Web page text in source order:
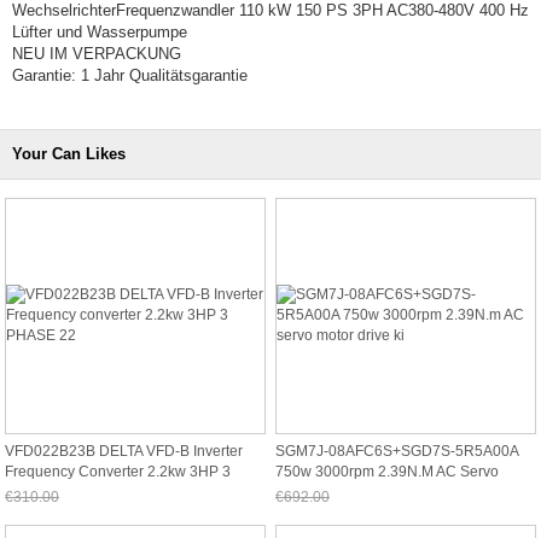
WechselrichterFrequenzwandler 110 kW 150 PS 3PH AC380-480V 400 Hz
Lüfter und Wasserpumpe
NEU IM VERPACKUNG
Garantie: 1 Jahr Qualitätsgarantie
Your Can Likes
VFD022B23B DELTA VFD-B Inverter
Frequency Converter 2.2kw 3HP 3
PHASE 22
€310.00
SGM7J-08AFC6S+SGD7S-5R5A00A
750w 3000rpm 2.39N.m AC Servo
Motor Drive Ki
€692.00